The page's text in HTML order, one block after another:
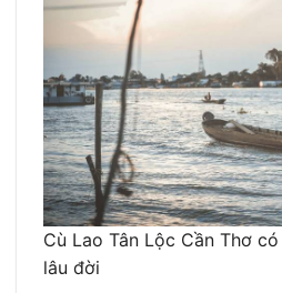
Cù Lao Tân Lộc Cần Thơ
lâu đời